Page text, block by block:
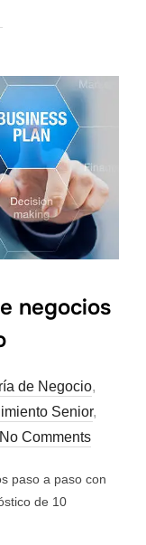
negocios
de Negocio,
Senior,
No Comments
paso a paso con
de 10